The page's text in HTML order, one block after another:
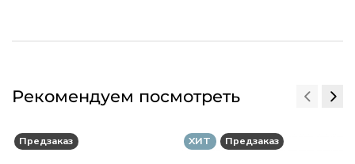
Рекомендуем посмотреть
Предзаказ ХИТ Предзаказ